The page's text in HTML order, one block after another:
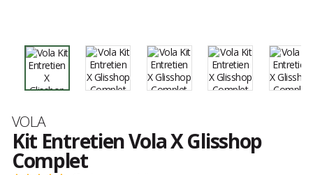
Marque
VOLA
Kit Entretien Vola X Glisshop
Complet